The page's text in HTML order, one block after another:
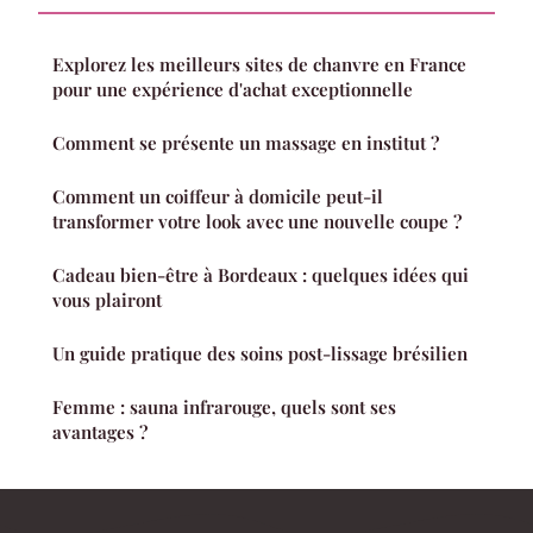
Explorez les meilleurs sites de chanvre en France
pour une expérience d'achat exceptionnelle
Comment se présente un massage en institut ?
Comment un coiffeur à domicile peut-il
transformer votre look avec une nouvelle coupe ?
Cadeau bien-être à Bordeaux : quelques idées qui
vous plairont
Un guide pratique des soins post-lissage brésilien
Femme : sauna infrarouge, quels sont ses
avantages ?